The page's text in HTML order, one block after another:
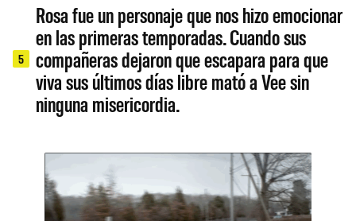
5
Rosa fue un personaje que nos hizo emocionar
en las primeras temporadas. Cuando sus
compañeras dejaron que escapara para que
viva sus últimos días libre mató a Vee sin
ninguna misericordia.